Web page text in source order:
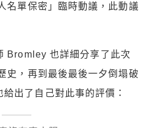
名單保密」臨時動議，此動議
Bromley 也詳細分享了此次
史，再到最後最後一夕倒塌破
出了自己對此事的評價：